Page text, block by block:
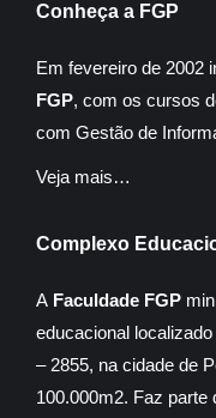
Conheça a FGP
Em fevereiro de 2002
FGP, com os cursos
com Gestão de
Veja mais…
Complexo
A Faculdade FGP
educacional
– 2855, na cidade de
100.000m2. Faz parte